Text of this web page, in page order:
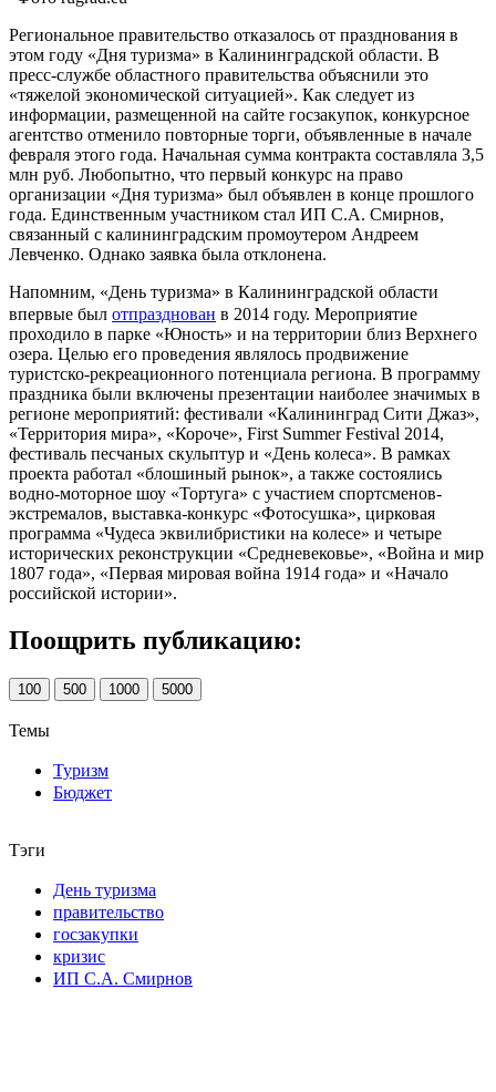
Региональное правительство отказалось от празднования в
этом году «Дня туризма» в Калининградской области. В
пресс-службе областного правительства объяснили это
«тяжелой экономической ситуацией». Как следует из
информации, размещенной на сайте госзакупок, конкурсное
агентство отменило повторные торги, объявленные в начале
февраля этого года. Начальная сумма контракта составляла 3,5
млн руб. Любопытно, что первый конкурс на право
организации «Дня туризма» был объявлен в конце прошлого
года. Единственным участником стал ИП С.А. Смирнов,
связанный с калининградским промоутером Андреем
Левченко. Однако заявка была отклонена.
Напомним, «День туризма» в Калининградской области
впервые был отпразднован в 2014 году. Мероприятие
проходило в парке «Юность» и на территории близ Верхнего
озера. Целью его проведения являлось продвижение
туристско-рекреационного потенциала региона. В программу
праздника были включены презентации наиболее значимых в
регионе мероприятий: фестивали «Калининград Сити Джаз»,
«Территория мира», «Короче», First Summer Festival 2014,
фестиваль песчаных скульптур и «День колеса». В рамках
проекта работал «блошиный рынок», а также состоялись
водно-моторное шоу «Тортуга» с участием спортсменов-
экстремалов, выставка-конкурс «Фотосушка», цирковая
программа «Чудеса эквилибристики на колесе» и четыре
исторических реконструкции «Средневековье», «Война и мир
1807 года», «Первая мировая война 1914 года» и «Начало
российской истории».
Поощрить публикацию:
100 500 1000 5000
Темы
Туризм
Бюджет
Тэги
День туризма
правительство
госзакупки
кризис
ИП С.А. Смирнов